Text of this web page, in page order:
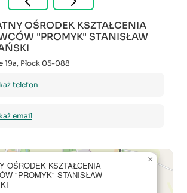
OŚRODEK KSZTAŁCENIA
"PROMYK" STANISŁAW
19a, Płock 05-088
telefon
email
OŚRODEK KSZTAŁCENIA
"PROMYK" STANISŁAW
×